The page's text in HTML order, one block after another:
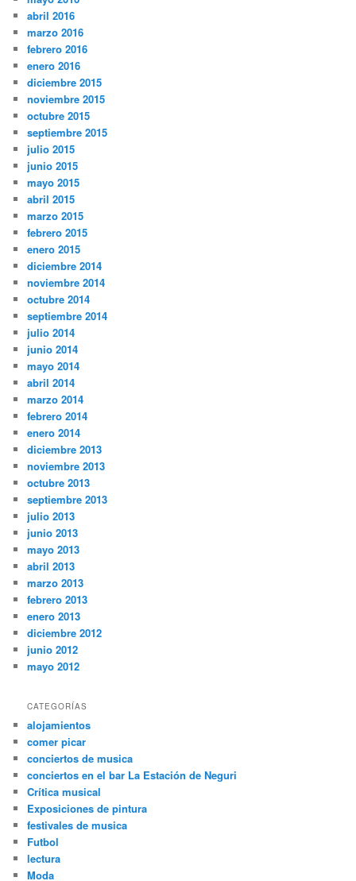
abril 2016
marzo 2016
febrero 2016
enero 2016
diciembre 2015
noviembre 2015
octubre 2015
septiembre 2015
julio 2015
junio 2015
mayo 2015
abril 2015
marzo 2015
febrero 2015
enero 2015
diciembre 2014
noviembre 2014
octubre 2014
septiembre 2014
julio 2014
junio 2014
mayo 2014
abril 2014
marzo 2014
febrero 2014
enero 2014
diciembre 2013
noviembre 2013
octubre 2013
septiembre 2013
julio 2013
junio 2013
mayo 2013
abril 2013
marzo 2013
febrero 2013
enero 2013
diciembre 2012
junio 2012
mayo 2012
CATEGORÍAS
alojamientos
comer picar
conciertos de musica
conciertos en el bar La Estación de Neguri
Crítica musical
Exposiciones de pintura
festivales de musica
Futbol
lectura
Moda